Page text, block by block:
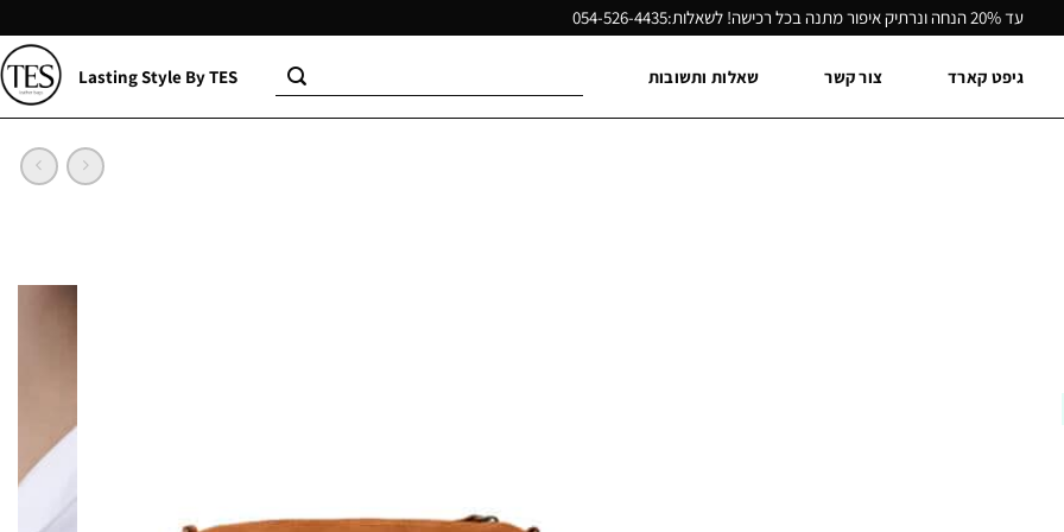
עד 20% הנחה ונרתיק איפור מתנה בכל רכישה! לשאלות: 054-526-4435
Lasting Style By TES גיפט קארד צור קשר שאלות ותשובות